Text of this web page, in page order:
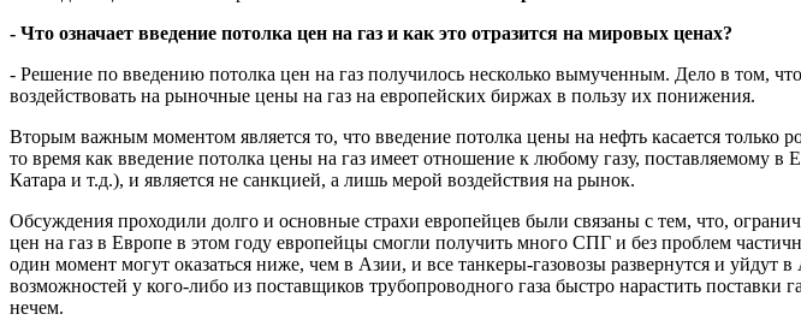
- Что означает введение потолка цен на газ и как это отразится на мировых ценах?
- Решение по введению потолка цен на газ получилось несколько вымученным. Дело в том,
воздействовать на рыночные цены на газ на европейских биржах в пользу их понижения.
Вторым важным моментом является то, что введение потолка цены на нефть касается только
то время как введение потолка цены на газ имеет отношение к любому газу,
Катара и т.д.), и является не санкцией, а лишь мерой воздействия на рынок.
Обсуждения проходили долго и основные страхи европейцев были связаны с тем, что,
цен на газ в Европе в этом году европейцы смогли получить много СПГ и без проблем
один момент могут оказаться ниже, чем в Азии, и все танкеры-газовозы развернутся и уйдут
возможностей у кого-либо из поставщиков трубопроводного газа быстро нарастить
нечем.